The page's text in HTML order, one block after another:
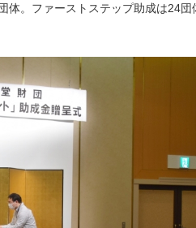
体。ファーストステップ助成は24